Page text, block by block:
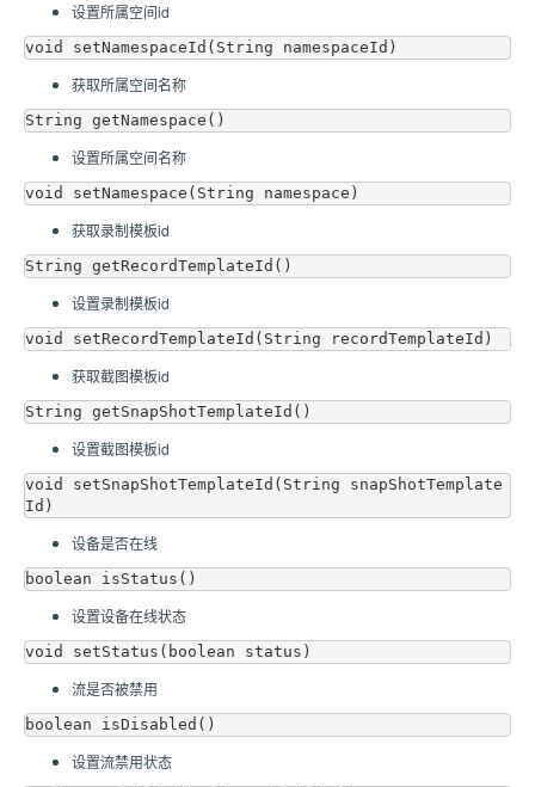
设置所属空间id
获取所属空间名称
设置所属空间名称
获取录制模板id
设置录制模板id
获取截图模板id
设置截图模板id
void setSnapShotTemplateId(String snapShotTemplate
设备是否在线
设置设备在线状态
流是否被禁用
设置流禁用状态